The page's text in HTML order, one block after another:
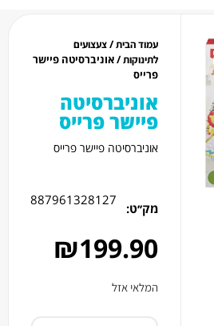
עמוד הבית/צעצועים
לתינוקות/ אוניברסיטה פיישר
פרייס
אוניברסיטה
פיישר פרייס
אוניברסיטה פיישר פרייס
מק׳׳ט:
887961328127
₪199.90
המלאי אזל